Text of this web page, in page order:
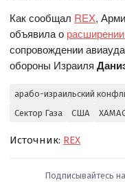
Как сообщал REX,
объявила о
сопровождении
обороны Израиля
арабо-израильский
Сектор Газа
США
Источник: REX
Подписывайтесь